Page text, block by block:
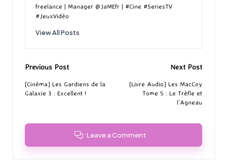
freelance | Manager @JaMEfr | #Cine #SeriesTV
#JeuxVidéo
View All Posts
Post
navigation
Previous Post
[Cinéma] Les Gardiens de la
Galaxie 3 : Excellent !
Next Post
[Livre Audio] Les MacCoy
Tome 5 : Le Trèfle et
l’Agneau
Leave a Comment